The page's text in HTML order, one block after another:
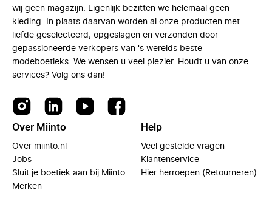
wij geen magazijn. Eigenlijk bezitten we helemaal geen
kleding. In plaats daarvan worden al onze producten met
liefde geselecteerd, opgeslagen en verzonden door
gepassioneerde verkopers van 's werelds beste
modeboetieks. We wensen u veel plezier. Houdt u van onze
services? Volg ons dan!
Over Miinto
Over miinto.nl
Jobs
Sluit je boetiek aan bij Miinto
Merken
Help
Veel gestelde vragen
Klantenservice
Hier herroepen (Retourneren)